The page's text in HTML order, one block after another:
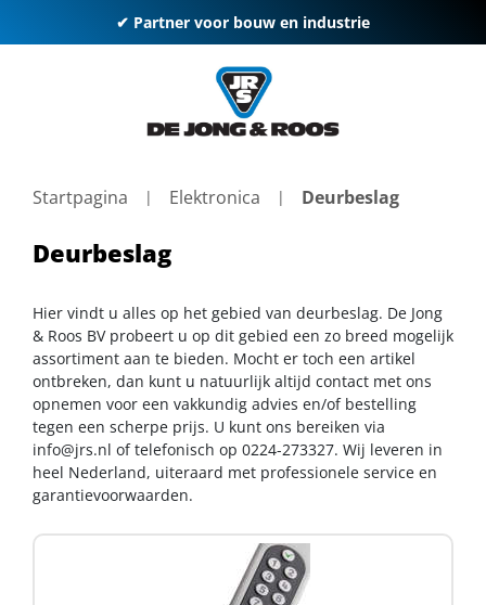
✔ Partner voor bouw en industrie
Startpagina Elektronica Deurbeslag
Deurbeslag
Hier vindt u alles op het gebied van deurbeslag. De Jong
& Roos BV probeert u op dit gebied een zo breed mogelijk
assortiment aan te bieden. Mocht er toch een artikel
ontbreken, dan kunt u natuurlijk altijd contact met ons
opnemen voor een vakkundig advies en/of bestelling
tegen een scherpe prijs. U kunt ons bereiken via
info@jrs.nl of telefonisch op 0224-273327. Wij leveren in
heel Nederland, uiteraard met professionele service en
garantievoorwaarden.